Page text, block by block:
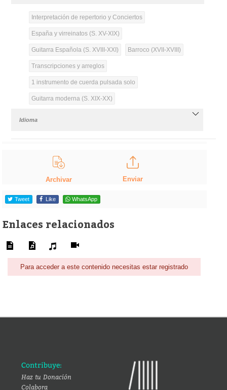
Interpretación de repertorio y Conciertos
España y virreinatos (S. XV-XIX)
Guitarra Española (S. XVIII-XXI) Barroco (XVII-XVIII)
Transcripciones y arreglos
1 instrumento de cuerda pulsada solo
Guitarra moderna (S. XIX-XX)
Idioma
Archivar Enviar
Tweet Like WhatsApp
Enlaces relacionados
Para acceder a este contenido necesitas estar registrado
Contribuye:
Haz tu Donación
Colabora